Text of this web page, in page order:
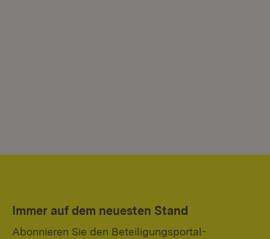
Immer auf dem neuesten Stand
Abonnieren Sie den Beteiligungsportal-